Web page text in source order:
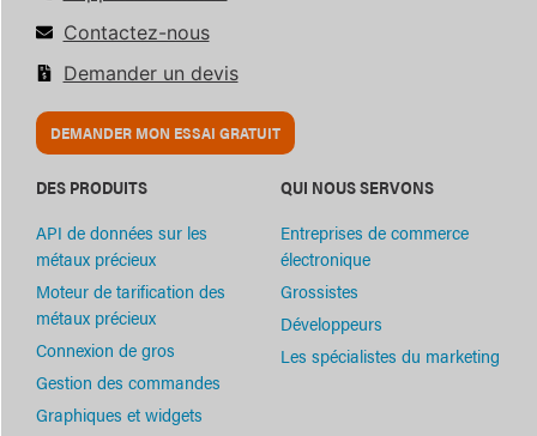
Contactez-nous
Demander un devis
DEMANDER MON ESSAI GRATUIT
DES PRODUITS
API de données sur les
métaux précieux
Moteur de tarification des
métaux précieux
Connexion de gros
Gestion des commandes
Graphiques et widgets
QUI NOUS SERVONS
Entreprises de commerce
électronique
Grossistes
Développeurs
Les spécialistes du marketing